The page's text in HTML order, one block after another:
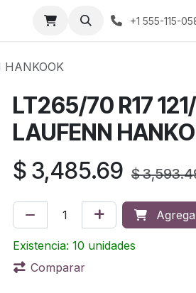
Condiciones de compra Prensa y
+1 555-115-
HANKOOK
LT265/70 R17
LAUFENN
$ 3,485.69 $
Existencia: 10 unidades
Comparar